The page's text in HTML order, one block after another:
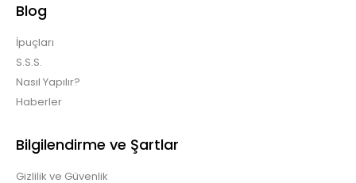
Blog
İpuçları
S.S.S.
Nasıl Yapılır?
Haberler
Bilgilendirme ve Şartlar
Gizlilik ve Güvenlik